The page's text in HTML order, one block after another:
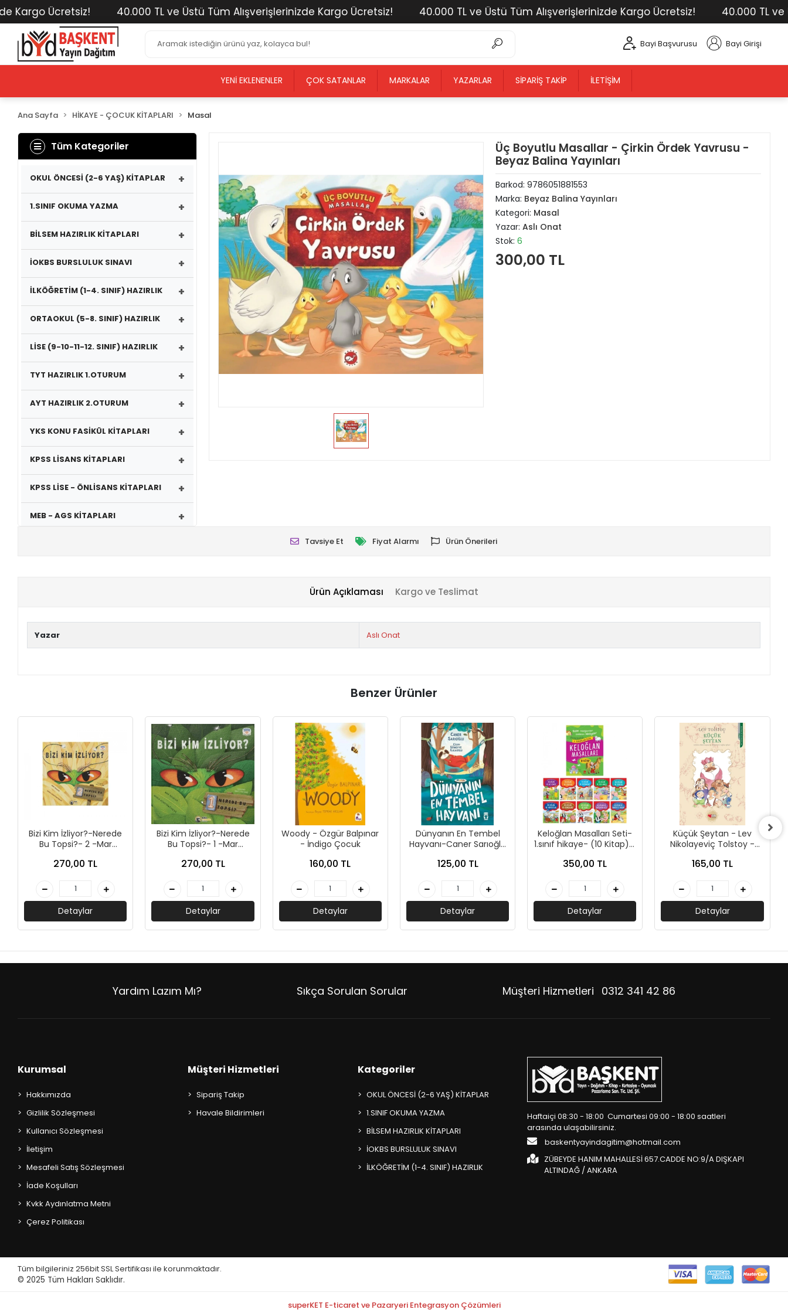
Ücretsiz! 40.000 TL ve Üstü Tüm Alışverişlerinizde Kargo Ücretsiz! 40.000 TL ve Üstü Tüm Alışverişlerinizde Kargo Ücretsiz! 40.000 TL ve
Bayi Başvurusu Bayi Girişi
YENI EKLENENLER ÇOK SATANLAR MARKALAR YAZARLAR SIPARIŞ TAKIP İLETIŞIM
Ana Sayfa HİKAYE - ÇOCUK KİTAPLARI Masal
Tüm Kategoriler
OKUL ÖNCESİ (2-6 YAŞ) KİTAPLAR +
1.SINIF OKUMA YAZMA +
BİLSEM HAZIRLIK KİTAPLARI +
İOKBS BURSLULUK SINAVI +
İLKÖĞRETİM (1-4. SINIF) HAZIRLIK +
ORTAOKUL (5-8. SINIF) HAZIRLIK +
LİSE (9-10-11-12. SINIF) HAZIRLIK +
TYT HAZIRLIK 1.OTURUM +
AYT HAZIRLIK 2.OTURUM +
YKS KONU FASİKÜL KİTAPLARI +
KPSS LİSANS KİTAPLARI +
KPSS LİSE - ÖNLİSANS KİTAPLARI +
MEB - AGS KİTAPLARI +
SPK HAZIRLIK KİTAPLARI
ÜNİVERSİTE DERS KİTAPLARI +
+
HİKAYE - ÇOCUK KİTAPLARI +
İNGİLİZCE HİKAYE KİTAPLARI
ALMANCA HİKAYE KİTAPLARI
MANGA - ÇİZGİ ROMAN
SÖZLÜK ÇEŞİTLERİ
KUR'AN-I KERİM - YASİN-İ ŞERİF
Üç Boyutlu Masallar - Çirkin Ördek Yavrusu -
Beyaz Balina Yayınları
Barkod: 9786051881553
Marka: Beyaz Balina Yayınları
Kategori: Masal
Yazar: Aslı Onat
Stok: 6
300,00 TL
Tavsiye Et Fiyat Alarmı Ürün Önerileri
Ürün Açıklaması Kargo ve Teslimat
Yazar Aslı Onat
Benzer Ürünler
Bizi Kim İzliyor?-Nerede
Bu Topsi?- 2 -Mar
270,00 TL
Detaylar
Bizi Kim İzliyor?-Nerede
Bu Topsi?- 1 -Mar
270,00 TL
Detaylar
Woody - Özgür Balpınar
- İndigo Çocuk
160,00 TL
Detaylar
Dünyanın En Tembel
Hayvanı-Caner Sarıoğlu
125,00 TL
Detaylar
Keloğlan Masalları Seti-
1.sınıf hikaye- (10 Kitap) -
Çocuk Yayınları
350,00 TL
Detaylar
Küçük Şeytan - Lev
Nikolayeviç Tolstoy -
165,00 TL
Detaylar
Yardım Lazım Mı? Sıkça Sorulan Sorular Müşteri Hizmetleri 0312 341 42 86
Kurumsal
Hakkımızda
Gizlilik Sözleşmesi
Kullanıcı Sözleşmesi
İletişim
Mesafeli Satış Sözleşmesi
İade Koşulları
Kvkk Aydınlatma Metni
Çerez Politikası
Müşteri Hizmetleri
Sipariş Takip
Havale Bildirimleri
Kategoriler
OKUL ÖNCESİ (2-6 YAŞ) KİTAPLAR
1.SINIF OKUMA YAZMA
BİLSEM HAZIRLIK KİTAPLARI
İOKBS BURSLULUK SINAVI
İLKÖĞRETİM (1-4. SINIF) HAZIRLIK
Haftaiçi 08:30 - 18:00 Cumartesi 09:00 - 18:00 saatleri
arasında ulaşabilirsiniz.
baskentyayindagitim@hotmail.com
ZÜBEYDE HANIM MAHALLESİ 657.CADDE NO:9/A DIŞKAPI
ALTINDAĞ / ANKARA
Tüm bilgileriniz 256bit SSL Sertifikası ile korunmaktadır.
© 2025 Tüm Hakları Saklıdır.
superKET E-ticaret ve Pazaryeri Entegrasyon Çözümleri